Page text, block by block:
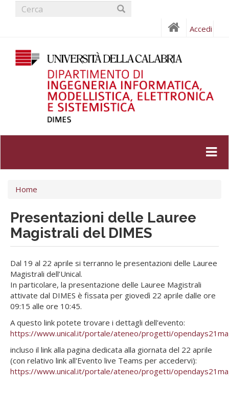
Form
Accedi
Tu
qui
Home
Presentazioni delle Lauree
Magistrali del DIMES
Dal 19 al 22 aprile si terranno le presentazioni delle Lauree
Magistrali dell’Unical.
In particolare, la presentazione delle Lauree Magistrali
attivate dal DIMES è fissata per giovedì 22 aprile dalle ore
09:15 alle ore 10:45.
A questo link potete trovare i dettagli dell'evento:
https://www.unical.it/portale/ateneo/progetti/
incluso il link alla pagina dedicata alla giornata del 22 aprile
(con relativo link all'Evento live Teams per accedervi):
https://www.unical.it/portale/ateneo/progetti/